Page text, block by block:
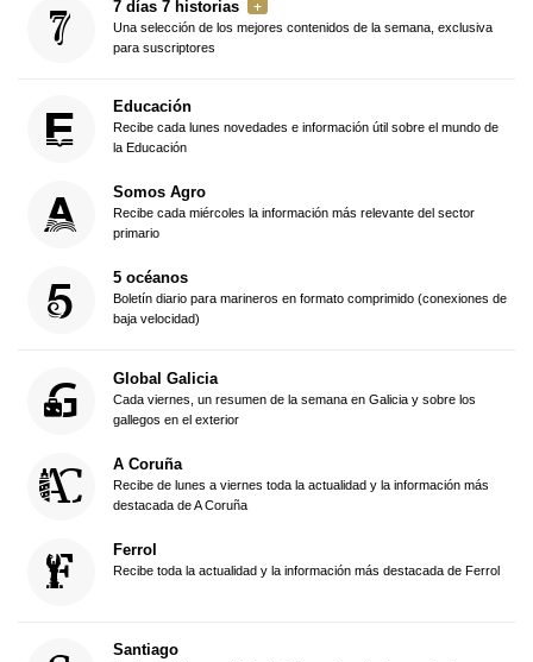
7 días 7 historias
Una selección de los mejores contenidos de la semana, exclusiva
para suscriptores
Educación
Recibe cada lunes novedades e información útil sobre el mundo de
la Educación
Somos Agro
Recibe cada miércoles la información más relevante del sector
primario
5 océanos
Boletín diario para marineros en formato comprimido (conexiones de
baja velocidad)
Global Galicia
Cada viernes, un resumen de la semana en Galicia y sobre los
gallegos en el exterior
A Coruña
Recibe de lunes a viernes toda la actualidad y la información más
destacada de A Coruña
Ferrol
Recibe toda la actualidad y la información más destacada de Ferrol
Santiago